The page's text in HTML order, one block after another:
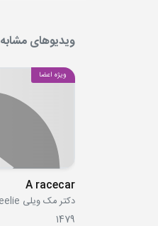
ویدیوهای مشابه
ویژه اعضا
A racecar
دکتر مک ویلی Doctor McWheelie
1479